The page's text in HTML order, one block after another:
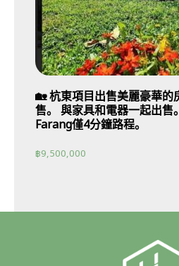
🏡 杭東項目出售美麗豪華的
售。 與家具和電器一起出售
Farang僅4分鐘路程。
฿9,500,000